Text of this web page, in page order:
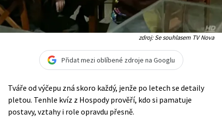
zdroj: Se souhlasem TV Nova
Přidat mezi oblíbené zdroje na Googlu
Tváře od výčepu zná skoro každý, jenže po letech se detaily
pletou. Tenhle kvíz z Hospody prověří, kdo si pamatuje
postavy, vztahy i role opravdu přesně.